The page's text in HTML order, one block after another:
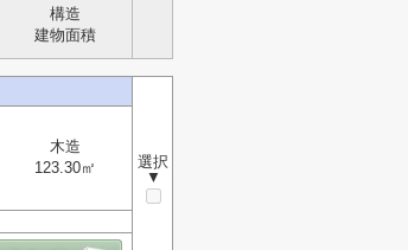
構造
建物面積
選択
▼
木造
123.30㎡